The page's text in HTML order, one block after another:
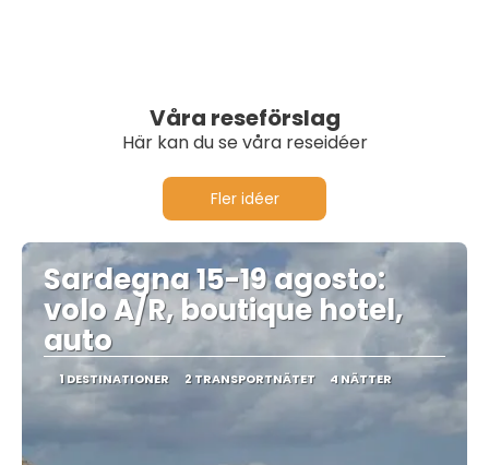
Våra reseförslag
Här kan du se våra reseidéer
Fler idéer
Sardegna 15-19 agosto:
volo A/R, boutique hotel,
auto
1 DESTINATIONER 2 TRANSPORTNÄTET 4 NÄTTER